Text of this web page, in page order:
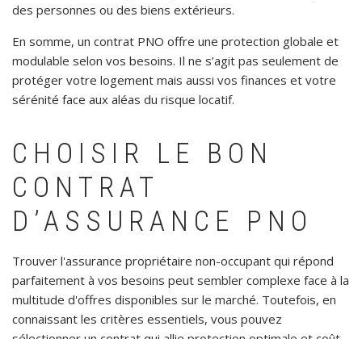
des personnes ou des biens extérieurs.
En somme, un contrat PNO offre une protection globale et
modulable selon vos besoins. Il ne s’agit pas seulement de
protéger votre logement mais aussi vos finances et votre
sérénité face aux aléas du risque locatif.
CHOISIR LE BON
CONTRAT
D’ASSURANCE PNO
Trouver l'assurance propriétaire non-occupant qui répond
parfaitement à vos besoins peut sembler complexe face à la
multitude d'offres disponibles sur le marché. Toutefois, en
connaissant les critères essentiels, vous pouvez